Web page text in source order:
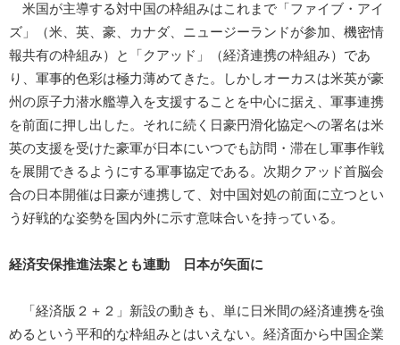
米国が主導する対中国の枠組みはこれまで「ファイブ・アイ
ズ」（米、英、豪、カナダ、ニュージーランドが参加、機密情
報共有の枠組み）と「クアッド」（経済連携の枠組み）であ
り、軍事的色彩は極力薄めてきた。しかしオーカスは米英が豪
州の原子力潜水艦導入を支援することを中心に据え、軍事連携
を前面に押し出した。それに続く日豪円滑化協定への署名は米
英の支援を受けた豪軍が日本にいつでも訪問・滞在し軍事作戦
を展開できるようにする軍事協定である。次期クアッド首脳会
合の日本開催は日豪が連携して、対中国対処の前面に立つとい
う好戦的な姿勢を国内外に示す意味合いを持っている。
経済安保推進法案とも連動 日本が矢面に
「経済版２＋２」新設の動きも、単に日米間の経済連携を強
めるという平和的な枠組みとはいえない。経済面から中国企業